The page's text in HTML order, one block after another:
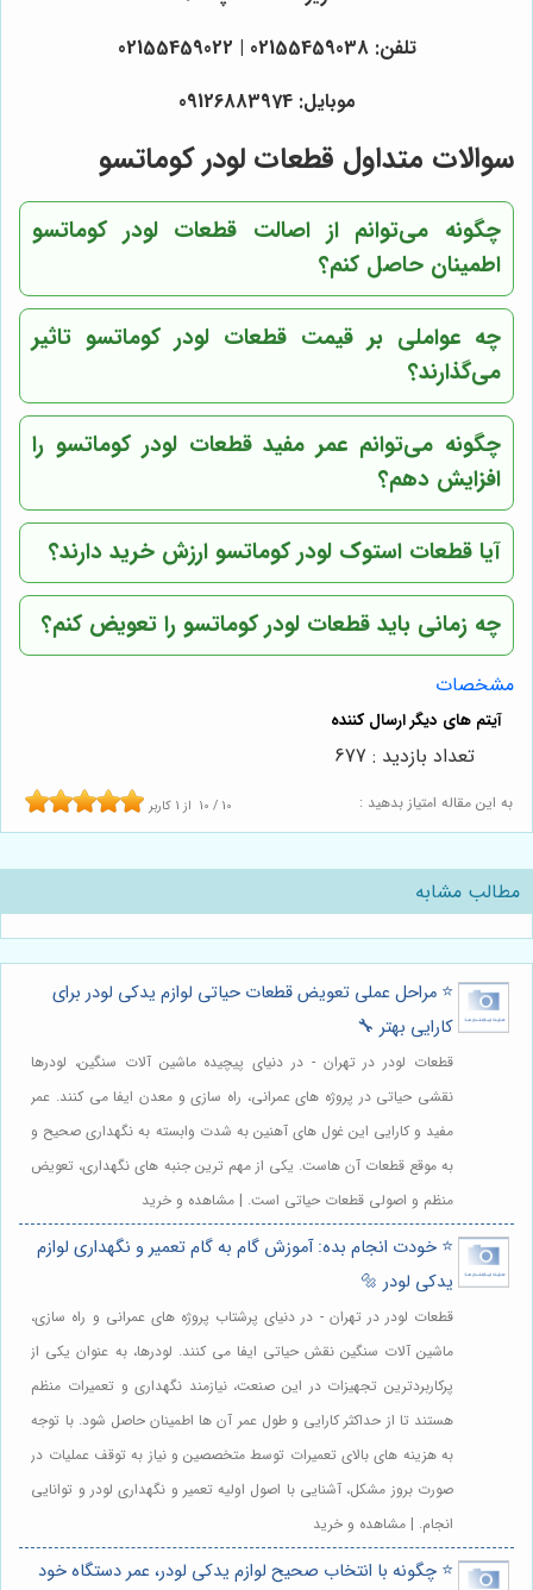
تلفن: 02155459038 | 02155459022
موبایل: 09126883974
سوالات متداول قطعات لودر کوماتسو
چگونه می‌توانم از اصالت قطعات لودر کوماتسو
اطمینان حاصل کنم؟
چه عواملی بر قیمت قطعات لودر کوماتسو تاثیر
می‌گذارند؟
چگونه می‌توانم عمر مفید قطعات لودر کوماتسو را
افزایش دهم؟
آیا قطعات استوک لودر کوماتسو ارزش خرید دارند؟
چه زمانی باید قطعات لودر کوماتسو را تعویض کنم؟
مشخصات
به این مقاله امتیاز بدهید : 10 / 10 از 1 کاربر
تعداد بازدید : 677
مطالب مشابه
⭐️ مراحل عملی تعویض قطعات حیاتی لوازم یدکی لودر برای
کارایی بهتر 🔧
قطعات لودر در تهران - در دنیای پیچیده ماشین آلات سنگین، لودرها
نقشی حیاتی در پروژه های عمرانی، راه سازی و معدن ایفا می کنند. عمر
مفید و کارایی این غول های آهنین به شدت وابسته به نگهداری صحیح و
به موقع قطعات آن هاست. یکی از مهم ترین جنبه های نگهداری، تعویض
منظم و اصولی قطعات حیاتی است. | مشاهده و خرید
⭐️ خودت انجام بده: آموزش گام به گام تعمیر و نگهداری لوازم
یدکی لودر 🔩
قطعات لودر در تهران - در دنیای پرشتاب پروژه های عمرانی و راه سازی،
ماشین آلات سنگین نقش حیاتی ایفا می کنند. لودرها، به عنوان یکی از
پرکاربردترین تجهیزات در این صنعت، نیازمند نگهداری و تعمیرات منظم
هستند تا از حداکثر کارایی و طول عمر آن ها اطمینان حاصل شود. با توجه
به هزینه های بالای تعمیرات توسط متخصصین و نیاز به توقف عملیات در
صورت بروز مشکل، آشنایی با اصول اولیه تعمیر و نگهداری لودر و توانایی
انجام. | مشاهده و خرید
⭐️ چگونه با انتخاب صحیح لوازم یدکی لودر، عمر دستگاه خود